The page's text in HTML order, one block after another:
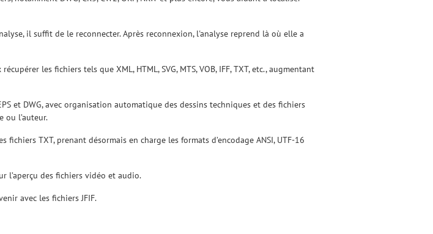
il suffit de le reconnecter. Après reconnexion, l'analyse reprend là où elle a
les fichiers tels que XML, HTML, SVG, MTS, VOB, IFF, TXT, etc., augmentant
et DWG, avec organisation automatique des dessins techniques et des fichiers
ou l’auteur.
TXT, prenant désormais en charge les formats d’encodage ANSI, UTF-16
l’aperçu des fichiers vidéo et audio.
avec les fichiers JFIF.